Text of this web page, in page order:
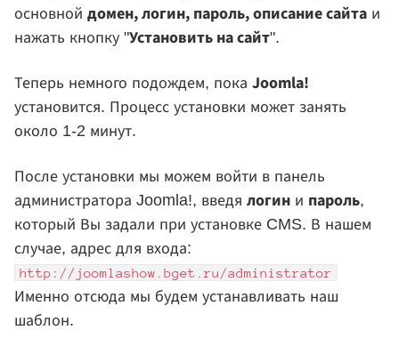
основной домен, логин, пароль, описание сайта и
нажать кнопку "Установить на сайт".
Теперь немного подождем, пока Joomla!
установится. Процесс установки может занять
около 1-2 минут.
После установки мы можем войти в панель
администратора Joomla!, введя логин и пароль,
который Вы задали при установке CMS. В нашем
случае, адрес для входа:
http://joomlashow.bget.ru/administrator
Именно отсюда мы будем устанавливать наш
шаблон.